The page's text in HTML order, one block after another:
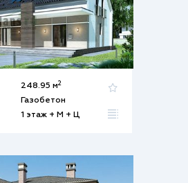
248.95 м2
Газобетон
1 этаж + М + Ц